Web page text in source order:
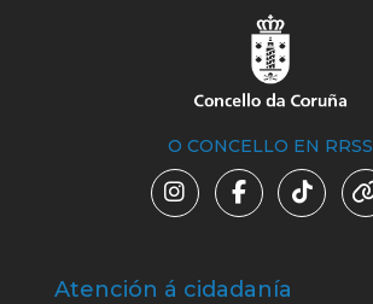
O CONCELLO EN RRSS
Atención á cidadanía